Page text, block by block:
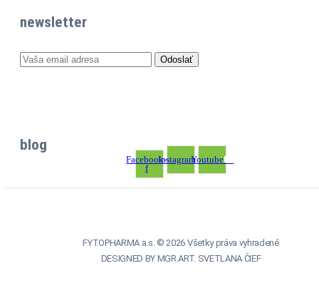
newsletter
blog
Facebook-
f
InstagramYoutube
FYTOPHARMA a.s. © 2026 Všetky práva vyhradené
DESIGNED BY MGR.ART. SVETLANA ČIEF